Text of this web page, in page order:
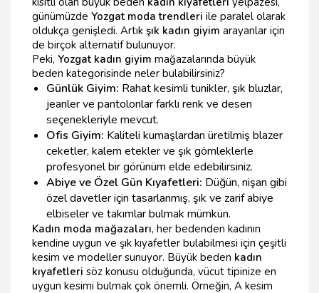
günümüzde Yozgat moda trendleri ile paralel olarak
oldukça genişledi. Artık şık kadın giyim arayanlar için
de birçok alternatif bulunuyor.
Peki, Yozgat kadın giyim mağazalarında büyük
beden kategorisinde neler bulabilirsiniz?
Günlük Giyim: Rahat kesimli tunikler, şık bluzlar,
jeanler ve pantolonlar farklı renk ve desen
seçenekleriyle mevcut.
Ofis Giyim: Kaliteli kumaşlardan üretilmiş blazer
ceketler, kalem etekler ve şık gömleklerle
profesyonel bir görünüm elde edebilirsiniz.
Abiye ve Özel Gün Kıyafetleri: Düğün, nişan gibi
özel davetler için tasarlanmış, şık ve zarif abiye
elbiseler ve takımlar bulmak mümkün.
Kadın moda mağazaları, her bedenden kadının
kendine uygun ve şık kıyafetler bulabilmesi için çeşitli
kesim ve modeller sunuyor. Büyük beden kadın
kıyafetleri söz konusu olduğunda, vücut tipinize en
uygun kesimi bulmak çok önemli. Örneğin, A kesim